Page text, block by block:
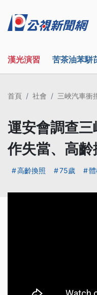
漢光演習 苦茶油苯駢
首頁 社會 三峽汽車衝
運安會調查
作失當、高齡
高齡換照 75歲